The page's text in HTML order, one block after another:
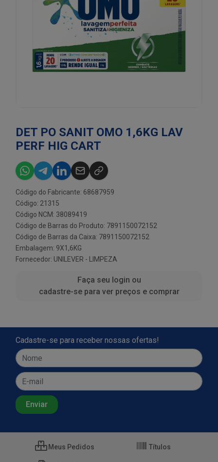
DET PO SANIT OMO 1,6KG LAV
PERF HIG CART
Código do Fabricante: 68687959
Código: 21315
Código NCM: 38089419
Código de Barras do Produto: 7891150072152
Código de Barras da Caixa: 7891150072152
Embalagem: 9X1,6KG
Fornecedor: UNILEVER - LIMPEZA
Faça seu login ou
cadastre-se para ver preços e comprar
Cadastre-se para receber nossas ofertas!
Meus Pedidos Títulos